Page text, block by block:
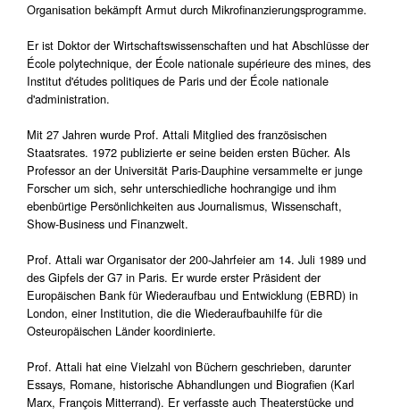
Organisation bekämpft Armut durch Mikrofinanzierungsprogramme.
Er ist Doktor der Wirtschaftswissenschaften und hat Abschlüsse der
École polytechnique, der École nationale supérieure des mines, des
Institut d'études politiques de Paris und der École nationale
d'administration.
Mit 27 Jahren wurde Prof. Attali Mitglied des französischen
Staatsrates. 1972 publizierte er seine beiden ersten Bücher. Als
Professor an der Universität Paris-Dauphine versammelte er junge
Forscher um sich, sehr unterschiedliche hochrangige und ihm
ebenbürtige Persönlichkeiten aus Journalismus, Wissenschaft,
Show-Business und Finanzwelt.
Prof. Attali war Organisator der 200-Jahrfeier am 14. Juli 1989 und
des Gipfels der G7 in Paris. Er wurde erster Präsident der
Europäischen Bank für Wiederaufbau und Entwicklung (EBRD) in
London, einer Institution, die die Wiederaufbauhilfe für die
Osteuropäischen Länder koordinierte.
Prof. Attali hat eine Vielzahl von Büchern geschrieben, darunter
Essays, Romane, historische Abhandlungen und Biografien (Karl
Marx, François Mitterrand). Er verfasste auch Theaterstücke und